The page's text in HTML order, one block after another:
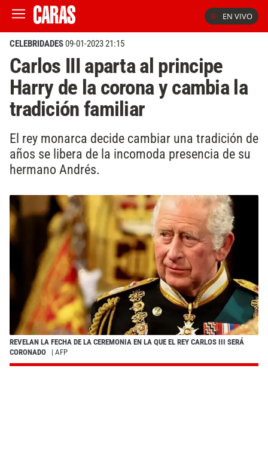
EN VIVO
CELEBRIDADES09-01-2023 21:15
Carlos III aparta al principe
Harry de la corona y cambia la
tradición familiar
El rey monarca decide cambiar una tradición de
años se libera de la incomoda presencia de su
hermano Andrés.
REVELAN LA FECHA DE LA CEREMONIA EN LA QUE EL REY CARLOS III SERÁ
CORONADO
| AFP